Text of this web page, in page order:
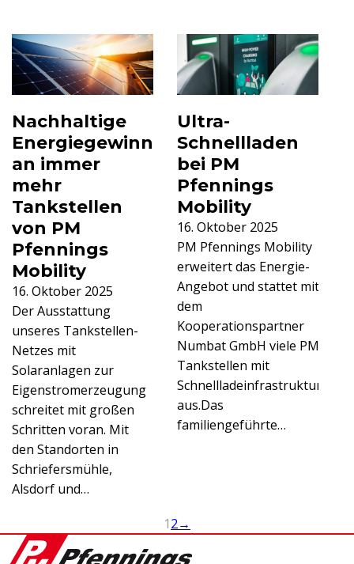
Nachhaltige
Energiegewinnung
an immer
mehr
Tankstellen
von PM
Pfennings
Mobility
16. Oktober 2025
Der Ausstattung
unseres Tankstellen-
Netzes mit
Solaranlagen zur
Eigenstromerzeugung
schreitet mit großen
Schritten voran. Mit
den Standorten in
Schriefersmühle,
Alsdorf und…
Ultra-
Schnellladen
bei PM
Pfennings
Mobility
16. Oktober 2025
PM Pfennings Mobility
erweitert das Energie-
Angebot und stattet mit
dem
Kooperationspartner
Numbat GmbH viele PM
Tankstellen mit
Schnellladeinfrastruktur
aus.Das
familiengeführte…
12→